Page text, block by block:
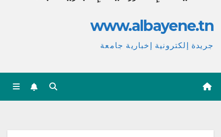
www.albayene.tn
جريدة إلكترونية إخبارية جامعة